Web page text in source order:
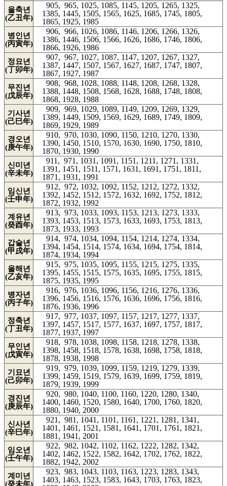
을축년
(乙丑年)
905, 965, 1025, 1085, 1145, 1205, 1265, 1325,
1385, 1445, 1505, 1565, 1625, 1685, 1745, 1805,
1865, 1925, 1985
병인년
(丙寅年)
906, 966, 1026, 1086, 1146, 1206, 1266, 1326,
1386, 1446, 1506, 1566, 1626, 1686, 1746, 1806,
1866, 1926, 1986
정묘년
(丁卯年)
907, 967, 1027, 1087, 1147, 1207, 1267, 1327,
1387, 1447, 1507, 1567, 1627, 1687, 1747, 1807,
1867, 1927, 1987
무진년
(戊辰年)
908, 968, 1028, 1088, 1148, 1208, 1268, 1328,
1388, 1448, 1508, 1568, 1628, 1688, 1748, 1808,
1868, 1928, 1988
기사년
(己巳年)
909, 969, 1029, 1089, 1149, 1209, 1269, 1329,
1389, 1449, 1509, 1569, 1629, 1689, 1749, 1809,
1869, 1929, 1989
경오년
(庚午年)
910, 970, 1030, 1090, 1150, 1210, 1270, 1330,
1390, 1450, 1510, 1570, 1630, 1690, 1750, 1810,
1870, 1930, 1990
신미년
(辛未年)
911, 971, 1031, 1091, 1151, 1211, 1271, 1331,
1391, 1451, 1511, 1571, 1631, 1691, 1751, 1811,
1871, 1931, 1991
임신년
(壬申年)
912, 972, 1032, 1092, 1152, 1212, 1272, 1332,
1392, 1452, 1512, 1572, 1632, 1692, 1752, 1812,
1872, 1932, 1992
계유년
(癸酉年)
913, 973, 1033, 1093, 1153, 1213, 1273, 1333,
1393, 1453, 1513, 1573, 1633, 1693, 1753, 1813,
1873, 1933, 1993
갑술년
(甲戌年)
914, 974, 1034, 1094, 1154, 1214, 1274, 1334,
1394, 1454, 1514, 1574, 1634, 1694, 1754, 1814,
1874, 1934, 1994
을해년
(乙亥年)
915, 975, 1035, 1095, 1155, 1215, 1275, 1335,
1395, 1455, 1515, 1575, 1635, 1695, 1755, 1815,
1875, 1935, 1995
병자년
(丙子年)
916, 976, 1036, 1096, 1156, 1216, 1276, 1336,
1396, 1456, 1516, 1576, 1636, 1696, 1756, 1816,
1876, 1936, 1996
정축년
(丁丑年)
917, 977, 1037, 1097, 1157, 1217, 1277, 1337,
1397, 1457, 1517, 1577, 1637, 1697, 1757, 1817,
1877, 1937, 1997
무인년
(戊寅年)
918, 978, 1038, 1098, 1158, 1218, 1278, 1338,
1398, 1458, 1518, 1578, 1638, 1698, 1758, 1818,
1878, 1938, 1998
기묘년
(己卯年)
919, 979, 1039, 1099, 1159, 1219, 1279, 1339,
1399, 1459, 1519, 1579, 1639, 1699, 1759, 1819,
1879, 1939, 1999
경진년
(庚辰年)
920, 980, 1040, 1100, 1160, 1220, 1280, 1340,
1400, 1460, 1520, 1580, 1640, 1700, 1760, 1820,
1880, 1940, 2000
신사년
(辛巳年)
921, 981, 1041, 1101, 1161, 1221, 1281, 1341,
1401, 1461, 1521, 1581, 1641, 1701, 1761, 1821,
1881, 1941, 2001
임오년
(壬午年)
922, 982, 1042, 1102, 1162, 1222, 1282, 1342,
1402, 1462, 1522, 1582, 1642, 1702, 1762, 1822,
1882, 1942, 2002
계미년
(癸未年)
923, 983, 1043, 1103, 1163, 1223, 1283, 1343,
1403, 1463, 1523, 1583, 1643, 1703, 1763, 1823,